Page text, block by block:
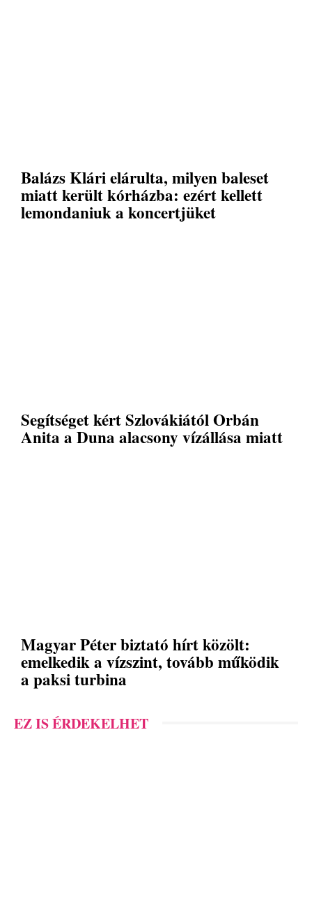
Balázs Klári elárulta, milyen baleset
miatt került kórházba: ezért kellett
lemondaniuk a koncertjüket
Segítséget kért Szlovákiától Orbán
Anita a Duna alacsony vízállása miatt
Magyar Péter biztató hírt közölt:
emelkedik a vízszint, tovább működik
a paksi turbina
EZ IS ÉRDEKELHET